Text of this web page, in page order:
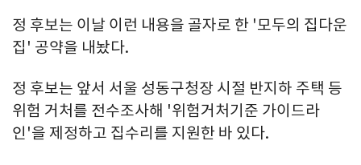
정 후보는 이날 이런 내용을 골자로 한 '모두의 집다운
집' 공약을 내놨다.
정 후보는 앞서 서울 성동구청장 시절 반지하 주택 등
위험 거처를 전수조사해 '위험거처기준 가이드라
인'을 제정하고 집수리를 지원한 바 있다.